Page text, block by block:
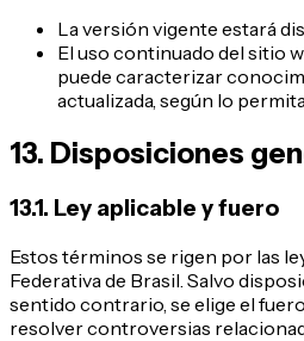
La versión vigente estará
El uso continuado del sitio
puede caracterizar
actualizada, según lo
13. Disposiciones
13.1. Ley aplicable y fuero
Estos términos se rigen por las
Federativa de Brasil. Salvo
sentido contrario, se elige el
resolver controversias